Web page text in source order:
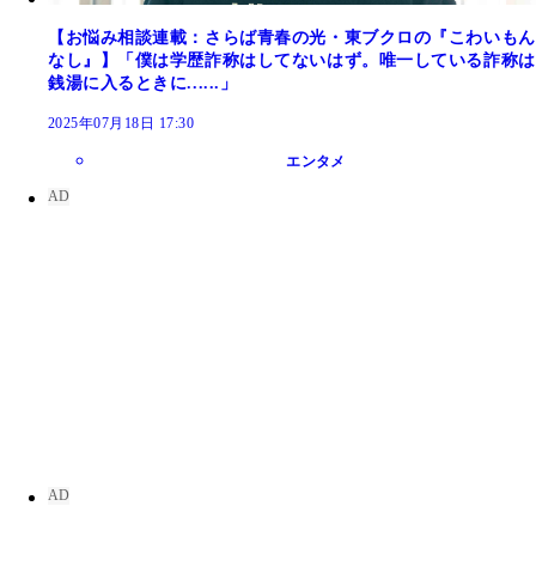
【お悩み相談連載：さらば青春の光・東ブクロの『こわいもん
なし』】「僕は学歴詐称はしてないはず。唯一している詐称は
銭湯に入るときに......」
2025年07月18日 17:30
エンタメ